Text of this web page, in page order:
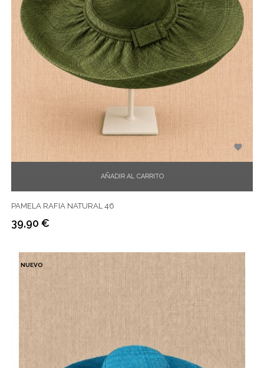
AÑADIR AL CARRITO

PAMELA RAFIA NATURAL 46
Precio
39,90 €
NUEVO